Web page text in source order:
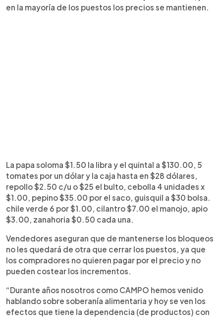
en la mayoría de los puestos los precios se mantienen.
La papa soloma $1.50 la libra y el quintal a $130.00, 5
tomates por un dólar y la caja hasta en $28 dólares,
repollo $2.50 c/u o $25 el bulto, cebolla 4 unidades x
$1.00, pepino $35.00 por el saco, guisquil a $30 bolsa.
chile verde 6 por $1.00, cilantro $7.00 el manojo, apio
$3.00, zanahoria $0.50 cada una.
Vendedores aseguran que de mantenerse los bloqueos
no les quedará de otra que cerrar los puestos, ya que
los compradores no quieren pagar por el precio y no
pueden costear los incrementos.
“Durante años nosotros como CAMPO hemos venido
hablando sobre soberanía alimentaria y hoy se ven los
efectos que tiene la dependencia (de productos) con